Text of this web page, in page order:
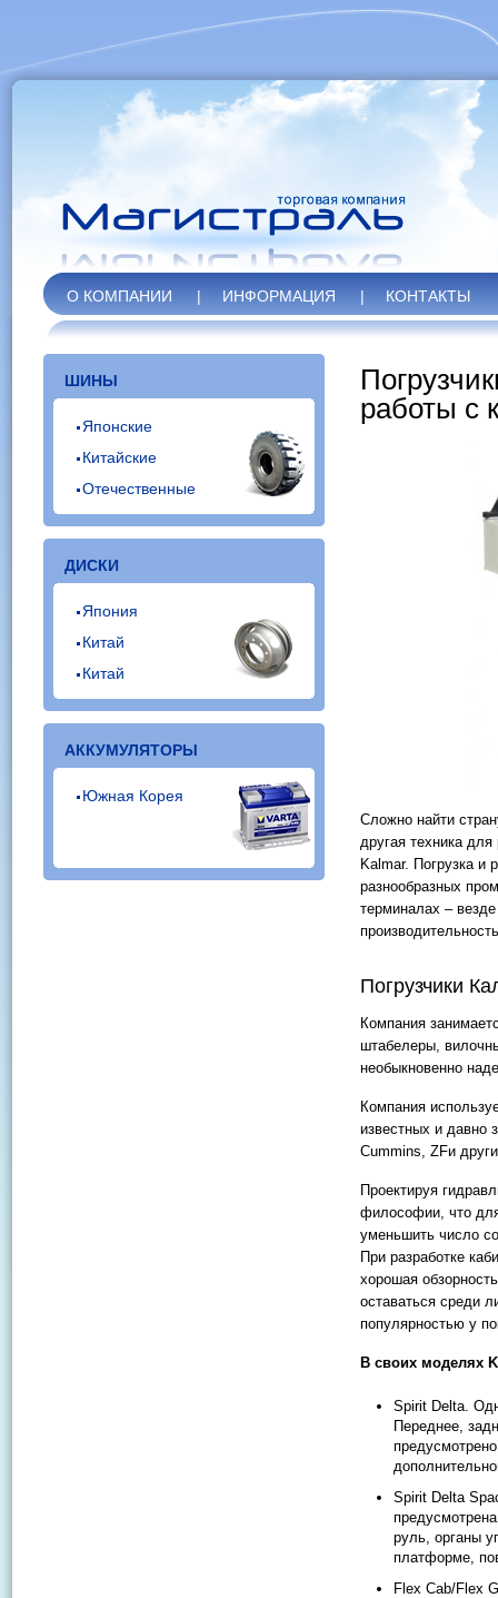
О КОМПАНИИ | ИНФОРМАЦИЯ | КОНТАКТЫ
ШИНЫ
Японские
Китайские
Отечественные
ДИСКИ
Япония
Китай
Китай
АККУМУЛЯТОРЫ
Южная Корея
работы с
Сложно найти
другая техника
Kalmar. Погрузка и
разнообразных
терминалах –
Погрузчики
Компания
штабелеры,
необыкновенно
Компания
известных и давно
Cummins, ZFи
Проектируя
философии, что
уменьшить число
При разработке
хорошая
оставаться среди
популярностью у
В своих моделях
Spirit Delta.
Переднее,
Spirit Delta
руль, органы
платформе,
Flex Cab/Flex